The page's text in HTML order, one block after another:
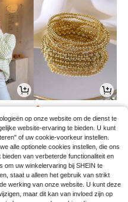
4
op onze website om de dienst te
website-ervaring te bieden. U kunt
of uw cookie-voorkeur instellen.
alle optionele cookies instellen, die ons
van verbeterde functionaliteit en
om uw winkelervaring bij SHEIN te
staat u alleen het gebruik van strikt
werking van onze website. U kunt deze
maar dit kan van invloed zijn op